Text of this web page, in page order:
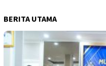
BERITA UTAMA